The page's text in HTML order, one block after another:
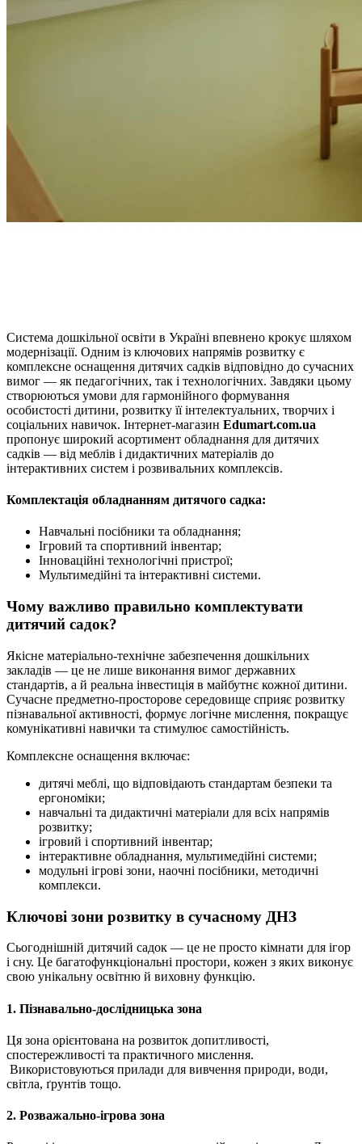
Система дошкільної освіти в Україні впевнено крокує шляхом
модернізації. Одним із ключових напрямів розвитку є
комплексне оснащення дитячих садків відповідно до сучасних
вимог — як педагогічних, так і технологічних. Завдяки цьому
створюються умови для гармонійного формування
особистості дитини, розвитку її інтелектуальних, творчих і
соціальних навичок. Інтернет-магазин Edumart.com.ua
пропонує широкий асортимент обладнання для дитячих
садків — від меблів і дидактичних матеріалів до
інтерактивних систем і розвивальних комплексів.
Комплектація обладнанням дитячого садка:
Навчальні посібники та обладнання;
Ігровий та спортивний інвентар;
Інноваційні технологічні пристрої;
Мультимедійні та інтерактивні системи.
Чому важливо правильно комплектувати
дитячий садок?
Якісне матеріально-технічне забезпечення дошкільних
закладів — це не лише виконання вимог державних
стандартів, а й реальна інвестиція в майбутнє кожної дитини.
Сучасне предметно-просторове середовище сприяє розвитку
пізнавальної активності, формує логічне мислення, покращує
комунікативні навички та стимулює самостійність.
Комплексне оснащення включає:
дитячі меблі, що відповідають стандартам безпеки та
ергономіки;
навчальні та дидактичні матеріали для всіх напрямів
розвитку;
ігровий і спортивний інвентар;
інтерактивне обладнання, мультимедійні системи;
модульні ігрові зони, наочні посібники, методичні
комплекси.
Ключові зони розвитку в сучасному ДНЗ
Сьогоднішній дитячий садок — це не просто кімнати для ігор
і сну. Це багатофункціональні простори, кожен з яких виконує
свою унікальну освітню й виховну функцію.
1. Пізнавально-дослідницька зона
Ця зона орієнтована на розвиток допитливості,
спостережливості та практичного мислення.
Використовуються прилади для вивчення природи, води,
світла, ґрунтів тощо.
2. Розважально-ігрова зона